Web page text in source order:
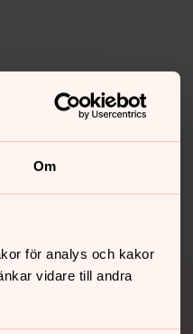
Om
för analys och kakor
vidare till andra